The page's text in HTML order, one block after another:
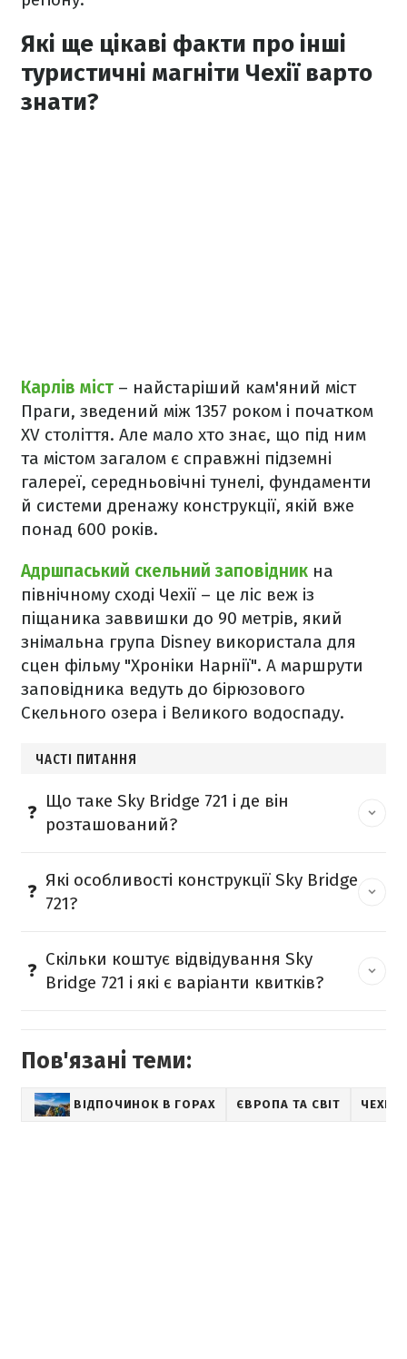
Які ще цікаві факти про інші
туристичні магніти Чехії варто
знати?
Карлів міст – найстаріший кам'яний міст
Праги, зведений між 1357 роком і початком
XV століття. Але мало хто знає, що під ним
та містом загалом є справжні підземні
галереї, середньовічні тунелі, фундаменти
й системи дренажу конструкції, якій вже
понад 600 років.
Адршпаський скельний заповідник на
північному сході Чехії – це ліс веж із
піщаника заввишки до 90 метрів, який
знімальна група Disney використала для
сцен фільму "Хроніки Нарнії". А маршрути
заповідника ведуть до бірюзового
Скельного озера і Великого водоспаду.
ЧАСТІ ПИТАННЯ
Що таке Sky Bridge 721 і де він
розташований?
Які особливості конструкції Sky Bridge
721?
Скільки коштує відвідування Sky
Bridge 721 і які є варіанти квитків?
Пов'язані теми:
ВІДПОЧИНОК В ГОРАХ ЄВРОПА ТА СВІТ ЧЕХІЯ